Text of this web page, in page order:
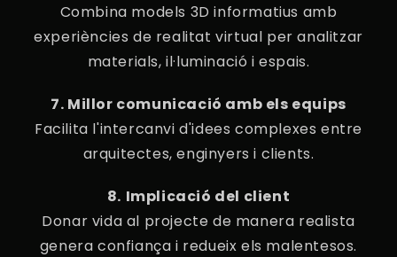
Combina models 3D informatius amb
experiències de realitat virtual per analitzar
materials, il·luminació i espais.
7. Millor comunicació amb els equips
Facilita l'intercanvi d'idees complexes entre
arquitectes, enginyers i clients.
8.⁠ ⁠Implicació del client
Donar vida al projecte de manera realista
genera confiança i redueix els malentesos.